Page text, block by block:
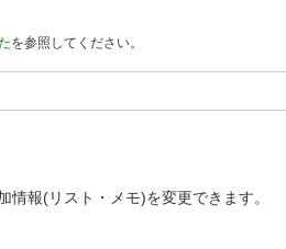
を参照してください。
報(リスト・メモ)を変更できます。